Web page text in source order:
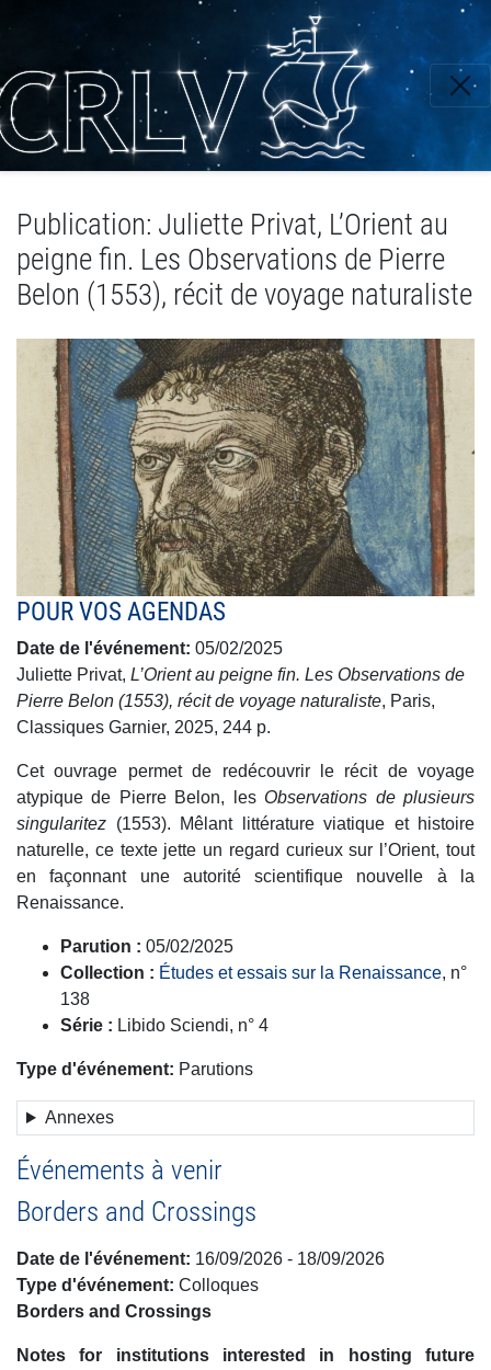
contenu
principal
Publication: Juliette Privat, L’Orient au
peigne fin. Les Observations de Pierre
Belon (1553), récit de voyage naturaliste
POUR VOS AGENDAS
Date de l'événement 05/02/2025
Juliette Privat, L’Orient au peigne fin. Les Observations de
Pierre Belon (1553), récit de voyage naturaliste, Paris,
Classiques Garnier, 2025, 244 p.
Cet ouvrage permet de redécouvrir le récit de voyage
atypique de Pierre Belon, les Observations de plusieurs
singularitez (1553). Mêlant littérature viatique et histoire
naturelle, ce texte jette un regard curieux sur l’Orient, tout
en façonnant une autorité scientifique nouvelle à la
Renaissance.
Parution : 05/02/2025
Collection : Études et essais sur la Renaissance, n°
138
Série : Libido Sciendi, n° 4
Type d'événement Parutions
Annexes
Événements à venir
Borders and Crossings
Date de l'événement 16/09/2026 - 18/09/2026
Type d'événement Colloques
Borders and Crossings
Notes for institutions interested in hosting future